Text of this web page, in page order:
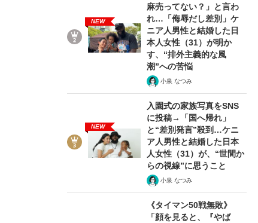
NEW
麻売ってない？」と言わ
れ…「侮辱だし差別」ケ
ニア人男性と結婚した日
本人女性（31）が明か
す、“排外主義的な風
潮”への苦悩
小泉 なつみ
NEW
入園式の家族写真をSNS
に投稿→「国へ帰れ」
と“差別発言”殺到…ケニ
ア人男性と結婚した日本
人女性（31）が、“世間か
らの視線”に思うこと
小泉 なつみ
《タイマン50戦無敗》
「顔を見ると、『やば